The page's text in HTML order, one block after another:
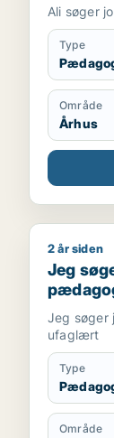
Ali søger
Type
Område
Århus
Jeg
2 år siden
Jeg
Jeg
ufaglært
Type
Område